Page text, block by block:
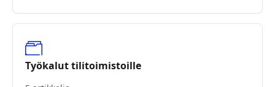
Työkalut tilitoimistoille